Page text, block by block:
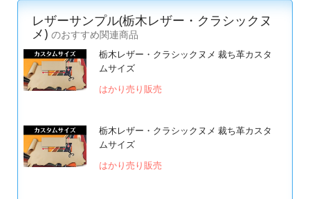
レザーサンプル(栃木レザー・クラシックヌ
メ) のおすすめ関連商品
栃木レザー・クラシックヌメ 裁ち革カスタ
ムサイズ
はかり売り販売
栃木レザー・クラシックヌメ 裁ち革カスタ
ムサイズ
はかり売り販売